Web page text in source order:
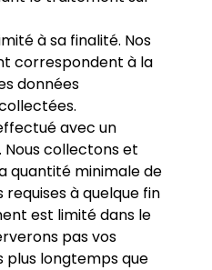
à sa finalité. Nos
correspondent à la
données
avec un
Nous collectons et
quantité minimale de
à quelque fin
est limité dans le
pas vos
plus longtemps que